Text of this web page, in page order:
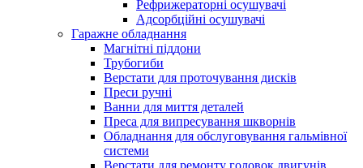
Рефрижераторні осушувачі
Адсорбційні осушувачі
Гаражне обладнання
Магнітні піддони
Трубогиби
Верстати для проточування дисків
Преси ручні
Ванни для миття деталей
Преса для випресування шкворнів
Обладнання для обслуговування гальмівної
системи
Верстати для ремонту головок двигунів